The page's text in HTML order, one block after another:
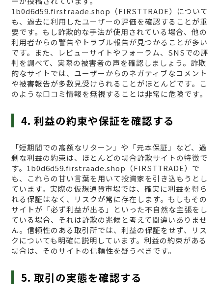
1b0d6d59.firstraade.shop（FIRSTTRADE）について
も、過去に利用したユーザーの評価を確認することが重
要です。もし詐欺的な手法が使用されている場合、他の
利用者からの警告やトラブル報告が見つかることが多い
です。また、レビューサイトやフォーラム、SNSでの評
判を調べて、実際の被害者の声を確認しましょう。詐欺
的なサイトでは、ユーザーからのネガティブなコメント
や被害報告が多数見受けられることがほとんどです。こ
のような口コミ情報を無視することは非常に危険です。
4. 利益の約束や保証を確認する
「短期間での高額なリターン」や「元本保証」など、過
剰な利益の約束は、ほとんどの場合詐欺サイトの特徴で
す。1b0d6d59.firstraade.shop（FIRSTTRADE）で
も、これらの甘い言葉を用いて投資家を引き込もうとし
ています。実際の仮想通貨市場では、確実に利益を得ら
れる保証はなく、リスクが常に存在します。もしもその
サイトが「必ず利益が出る」といった不自然な主張をし
ている場合、それは詐欺の兆候と考えて間違いありませ
ん。信頼性のある取引所では、利益の保証をせず、リス
クについても明確に説明しています。利益の約束がある
場合は、そのサイトの信頼性を疑うべきです。
5. 取引の実態を確認する